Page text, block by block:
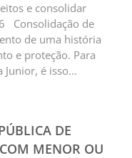
e consolidar
Consolidação de
de uma história
e proteção. Para
é isso...
DE
MENOR OU